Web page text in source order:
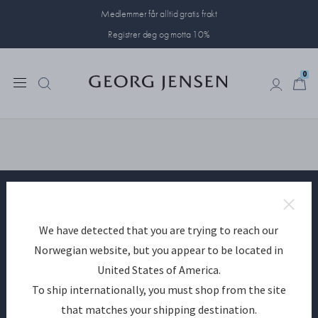
Medlemmer får alltid gratis frakt
Registrer deg og motta 10%
0
Bli medlem av Georg Jensen
We have detected that you are trying to reach our
Norwegian website, but you appear to be located in
United States of America.
To ship internationally, you must shop from the site
that matches your shipping destination.